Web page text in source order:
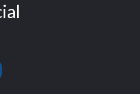
fa-
instagram